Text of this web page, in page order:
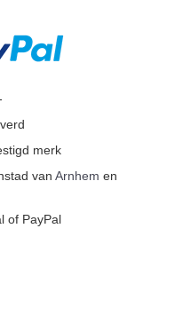
merk
van Arnhem en
of PayPal